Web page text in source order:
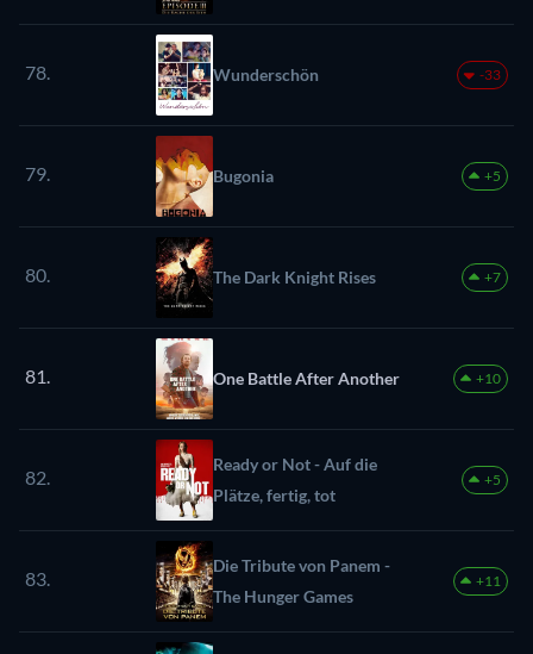
78. Wunderschön -33
79. Bugonia +5
80. The Dark Knight Rises +7
81. One Battle After Another +10
82.
Ready or Not - Auf die
Plätze, fertig, tot
+5
83.
Die Tribute von Panem -
The Hunger Games
+11